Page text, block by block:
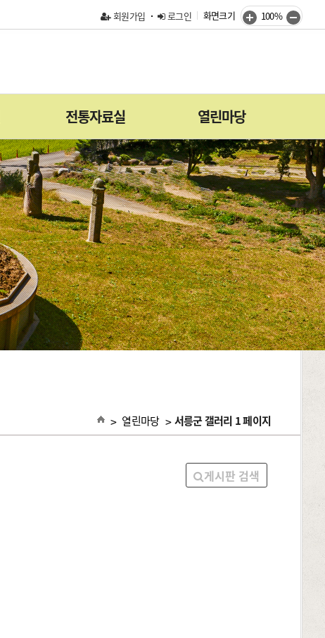
회원가입 로그인 화면크기 100%
전통자료실 열린마당
> 열린마당 > 서릉군 갤러리 1 페이지
게시판 검색